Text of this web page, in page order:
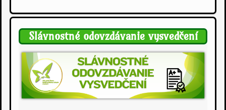
ž
s
t
i
e
v
:
Slávnostné odovzdávanie vysvedčení